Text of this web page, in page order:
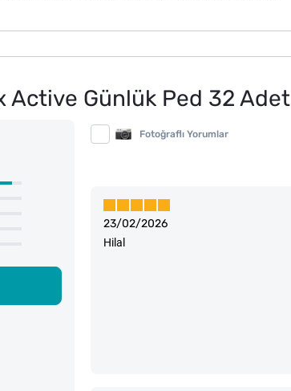
Active Günlük Ped 32 Adet
Fotoğraflı Yorumlar
23/02/2026
Hilal